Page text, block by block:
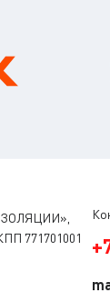
771701001
+